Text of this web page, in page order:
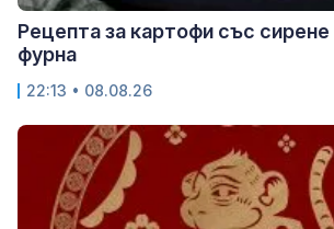
Рецепта за картофи със сирене
фурна
22:13 • 08.08.26